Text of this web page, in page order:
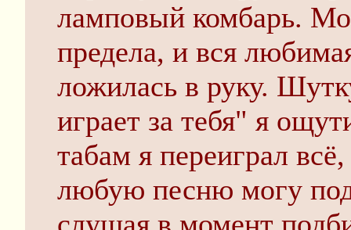
ламповый комбарь.
предела, и вся
ложилась в руку.
играет за тебя" я
табам я переиграл
любую песню могу